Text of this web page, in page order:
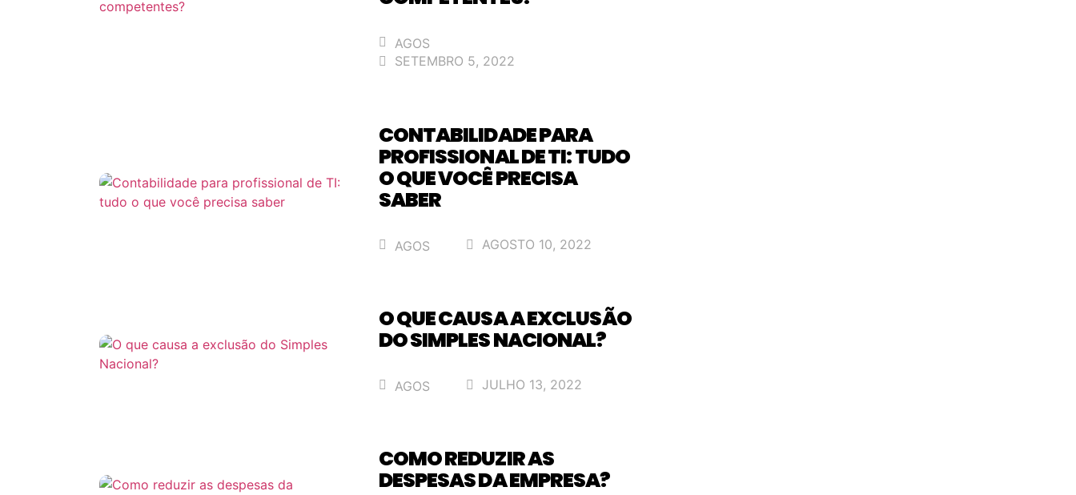
AGOS
SETEMBRO 5, 2022
CONTABILIDADE PARA
PROFISSIONAL DE TI: TUDO
O QUE VOCÊ PRECISA
SABER
AGOS AGOSTO 10, 2022
O QUE CAUSA A EXCLUSÃO
DO SIMPLES NACIONAL?
AGOS JULHO 13, 2022
COMO REDUZIR AS
DESPESAS DA EMPRESA?